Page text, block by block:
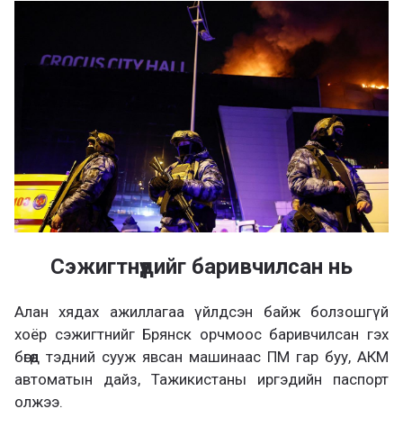
Сэжигтнүүдийг баривчилсан нь
Алан хядах ажиллагаа үйлдсэн байж болзошгүй
хоёр сэжигтнийг Брянск орчмоос баривчилсан гэх
бөгөөд тэдний сууж явсан машинаас ПМ гар буу, АКМ
автоматын дайз, Тажикистаны иргэдийн паспорт
олжээ.